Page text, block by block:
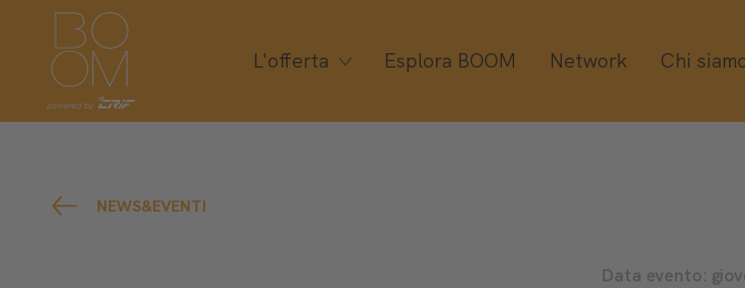
L'offerta Esplora BOOM Network Chi
NEWS&EVENTI
Data evento: